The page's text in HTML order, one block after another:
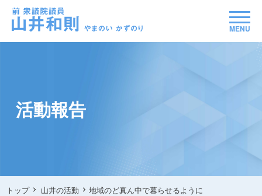
MENU
活動報告
トップ 山井の活動 地域のど真ん中で暮らせるように